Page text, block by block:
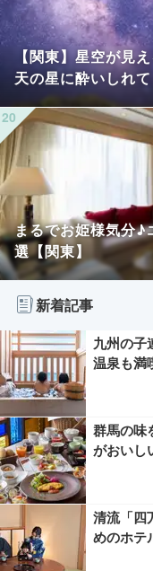
【関東】星空が見
天の星に酔いしれて
まるでお姫様気分♪
選【関東】
新着記事
九州の子
温泉も満
群馬の味
がおいし
清流「四
めのホテ